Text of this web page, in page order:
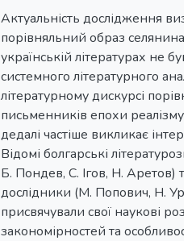
Актуальність дослідження
порівняльний образ селянина у
українській літературах не
системного літературного
літературному дискурсі
письменників епохи реалізму
дедалі частіше викликає
Відомі болгарські
Б. Пондев, С. Ігов, Н. Аретов) та
дослідники (М. Попович, Н.
присвячували свої наукові
закономірностей та